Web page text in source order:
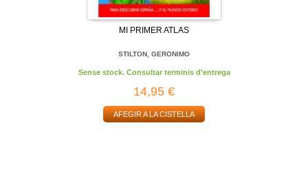
MI PRIMER ATLAS
STILTON, GERONIMO
Sense stock. Consultar terminis d'entrega
14,95 €
AFEGIR A LA CISTELLA